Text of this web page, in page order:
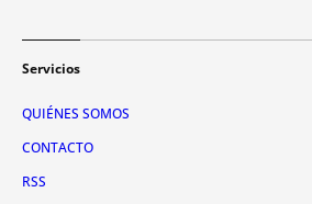
Servicios
QUIÉNES SOMOS
CONTACTO
RSS